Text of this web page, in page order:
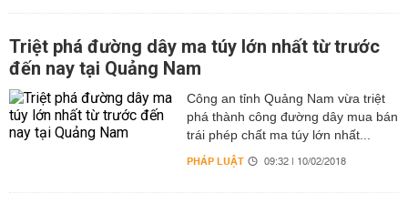
Triệt phá đường dây ma túy lớn nhất từ trước
đến nay tại Quảng Nam
Công an tỉnh Quảng Nam vừa triệt
phá thành công đường dây mua bán
trái phép chất ma túy lớn nhất...
PHÁP LUẬT 09:32 | 10/02/2018